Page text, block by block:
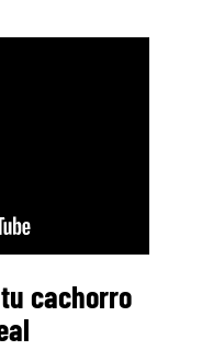
cachorro